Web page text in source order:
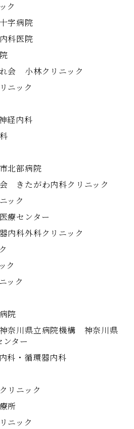
ク
字病院
科医院
会 小林クリニック
ニック
経内科
北部病院
きたがわ内科クリニック
ック
療センター
内科外科クリニック
ク
ック
院
奈川県立病院機構 神奈川県
ター
科・循環器内科
リニック
所
ニック